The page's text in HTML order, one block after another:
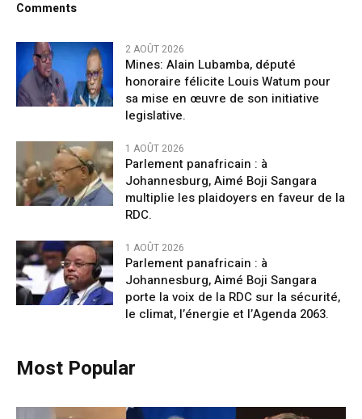
Comments
2 AOÛT 2026
Mines: Alain Lubamba, député
honoraire félicite Louis Watum pour
sa mise en œuvre de son initiative
legislative.
1 AOÛT 2026
Parlement panafricain : à
Johannesburg, Aimé Boji Sangara
multiplie les plaidoyers en faveur de la
RDC.
1 AOÛT 2026
Parlement panafricain : à
Johannesburg, Aimé Boji Sangara
porte la voix de la RDC sur la sécurité,
le climat, l’énergie et l’Agenda 2063.
Most Popular